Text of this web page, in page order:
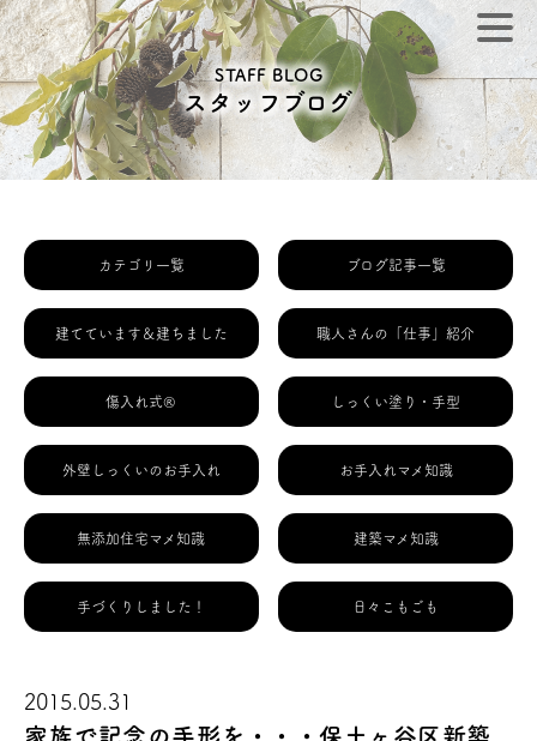
STAFF BLOG
スタッフブログ
カテゴリ一覧 ブログ記事一覧
建てています＆建ちました 職人さんの「仕事」紹介
傷入れ式® しっくい塗り・手型
外壁しっくいのお手入れ お手入れマメ知識
無添加住宅マメ知識 建築マメ知識
手づくりしました！ 日々こもごも
2015.05.31
家族で記念の手形を・・・保土ヶ谷区新築